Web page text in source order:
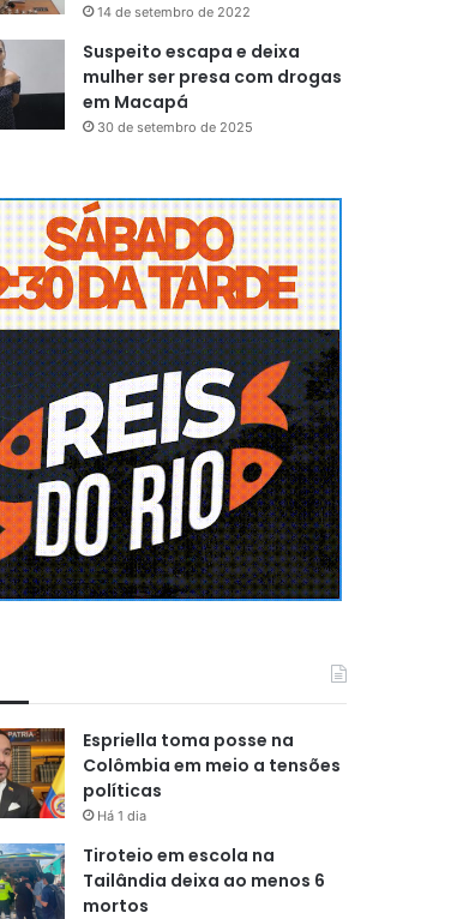
14 de setembro de 2022
Suspeito escapa e deixa
mulher ser presa com drogas
em Macapá
30 de setembro de 2025
Espriella toma posse na
Colômbia em meio a tensões
políticas
Há 1 dia
Tiroteio em escola na
Tailândia deixa ao menos 6
mortos